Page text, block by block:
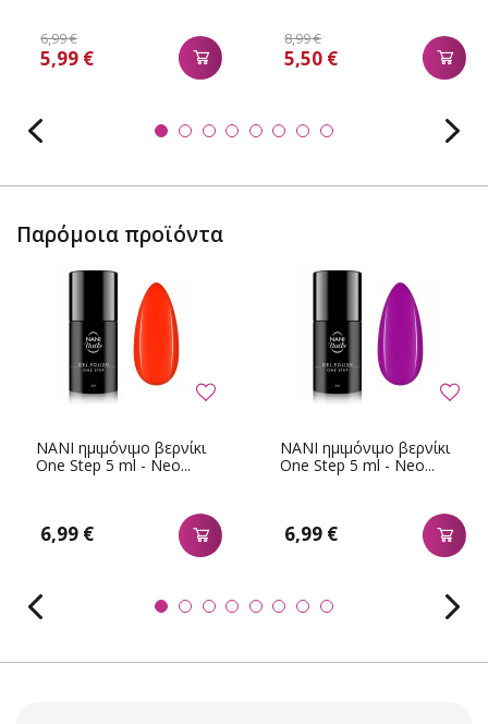
6,99 €
5,99 €
8,99 €
5,50 €
Παρόμοια προϊόντα
NANI ημιμόνιμο βερνίκι
One Step 5 ml - Neo...
6,99 €
NANI ημιμόνιμο βερνίκι
One Step 5 ml - Neo...
6,99 €